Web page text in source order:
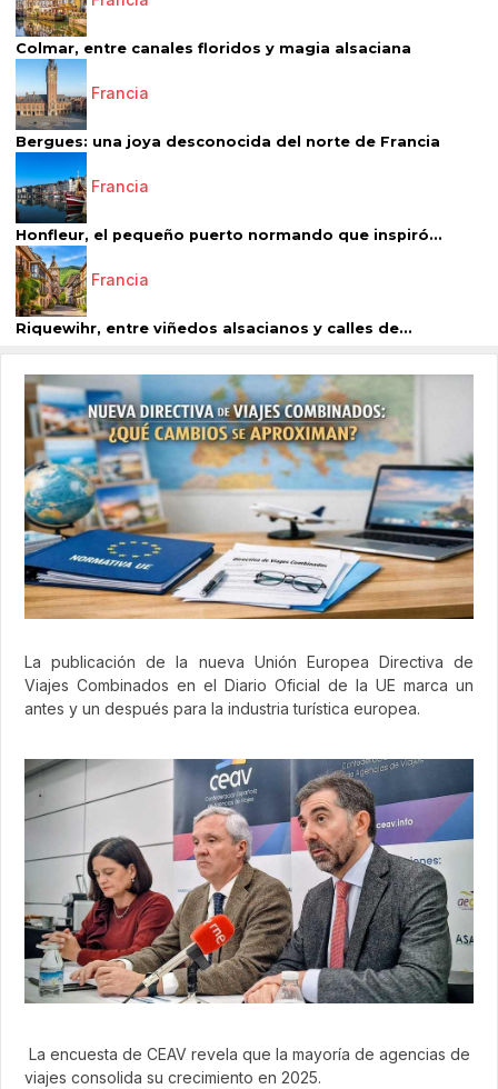
Colmar, entre canales floridos y magia alsaciana
Francia
Bergues: una joya desconocida del norte de Francia
Francia
Honfleur, el pequeño puerto normando que inspiró...
Francia
Riquewihr, entre viñedos alsacianos y calles de...
La publicación de la nueva Unión Europea Directiva de
Viajes Combinados en el Diario Oficial de la UE marca un
antes y un después para la industria turística europea.
La encuesta de CEAV revela que la mayoría de agencias de
viajes consolida su crecimiento en 2025.